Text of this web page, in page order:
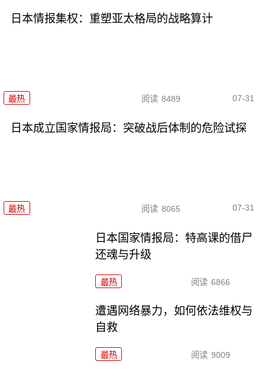
日本情报集权：重塑亚太格局的战略算计
最热 阅读 8489 07-31
日本成立国家情报局：突破战后体制的危险试探
最热 阅读 8065 07-31
日本国家情报局：特高课的借尸
还魂与升级
最热 阅读 6866
遭遇网络暴力，如何依法维权与
自救
最热 阅读 9009